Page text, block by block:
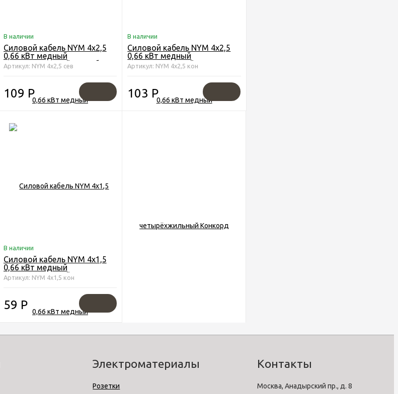
В наличии
Силовой кабель NYM 4х2,5
0,66 кВт медный
четырёхжильный Севкабель
Артикул: NYM 4х2,5 сев
109 Р
В наличии
Силовой кабель NYM 4х2,5
0,66 кВт медный
четырёхжильный Конкорд
Артикул: NYM 4х2,5 кон
103 Р
В наличии
Силовой кабель NYM 4х1,5
0,66 кВт медный
четырёхжильный Конкорд
Артикул: NYM 4х1,5 кон
59 Р
Электроматериалы
Розетки
Контакты
Москва, Анадырский пр., д. 8